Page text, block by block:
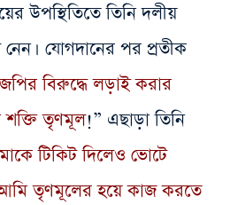
উপস্থিতিতে তিনি দলীয়
যোগদানের পর প্রতীক
বিরুদ্ধে লড়াই করার
শক্তি তৃণমূল!” এছাড়া তিনি
টিকিট দিলেও ভোটে
তৃণমূলের হয়ে কাজ করতে